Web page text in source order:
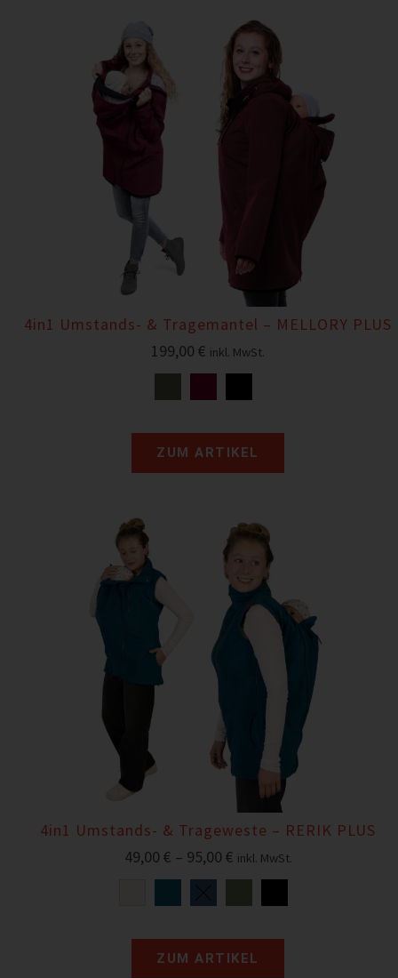
4in1 Umstands- & Tragemantel – MELLORY PLUS
199,00 € inkl. MwSt.
ZUM ARTIKEL
4in1 Umstands- & Trageweste – RERIK PLUS
49,00 € – 95,00 € inkl. MwSt.
ZUM ARTIKEL